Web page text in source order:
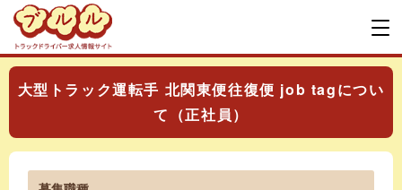
大型トラック運転手 北関東便往復便 job tagについ
て（正社員）